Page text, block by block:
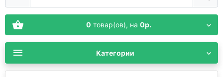
0 товар(ов), на 0р.
Категории